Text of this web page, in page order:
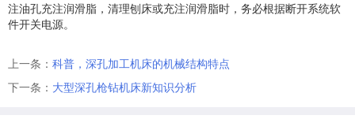
注油孔充注润滑脂，清理刨床或充注润滑脂时，务必根据断开系统软
件开关电源。
上一条： 科普，深孔加工机床的机械结构特点
下一条： 大型深孔枪钻机床新知识分析